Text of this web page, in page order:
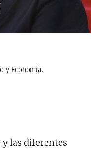
y Economía.
las diferentes